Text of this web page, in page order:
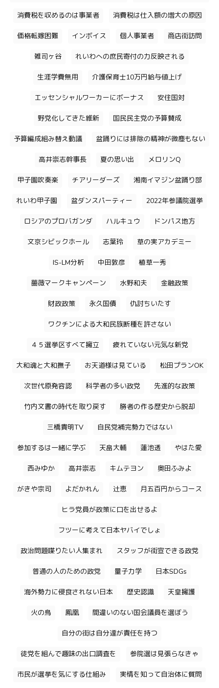
消費税を収めるのは事業者 消費税は仕入額の増大の原因
価格転嫁困難 インボイス 個人事業者 商店街訪問
雑司ヶ谷 れいわへの庶民寄付の力反映される
生涯学費無用 介護保育士10万円給与値上げ
エッセンシャルワーカーにボーナス 安住国対
野党化してきた維新 国民民主党の予算賛成
予算編成組み替え動議 盆踊りには排除の精神が微塵もない
高井崇志幹事長 夏の思い出 メロリンQ
甲子園吹奏楽 チアリーダーズ 湘南イマジン盆踊り部
れいわ甲子園 盆ダンスパーティー 2022年参議院選挙
ロシアのプロバガンダ ハルキュウ ドンパス地方
文京シビックホール 志葉玲 草の実アカデミー
IS-LM分析 中田敦彦 植草一秀
薔薇マークキャンペーン 水野和夫 金融政策
財政政策 永久国債 仇討ちいたす
ワクチンによる大和民族断種を許さない
４５選挙区すべて擁立 疲れていない元気な新党
大和魂と大和撫子 お天道様は見ている 松田プランOK
次世代原発容認 科学者の多い政党 先進的な政策
竹内文書の時代を取り戻す 勝者の作る歴史から脱却
三橋貴明TV 自民党補完勢力ではない
参加するは一緒に学ぶ 天畠大輔 蓮池透 やはた愛
西みゆか 高井崇志 キムテヨン 奥田ふみよ
がきや宗司 よだかれん 辻恵 月五百円からコース
ヒラ党員が政策に口を出せるよ
フツーに考えて日本ヤバイでしょ
政治問題喋りたい人集まれ スタッフが街宣できる政党
普通の人のための政党 量子力学 日本SDGs
海外勢力に侵食されない日本 歴史認識 天皇擁護
火の鳥 鳳凰 間違いのない国会議員を選ぼう
自分の街は自分達が責任を持つ
徒党を組んで趣味の出口調査を 参院選は見張らなきゃ
市民が選挙を気にする仕組み 実情を知って自治体に質問